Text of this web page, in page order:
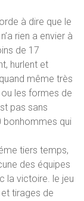
à dire que le
rien a envier à
de 17
hurlent et
même très
les formes de
pas sans
bonhommes qui
tiers temps,
des équipes
la victoire. le jeu
tirages de